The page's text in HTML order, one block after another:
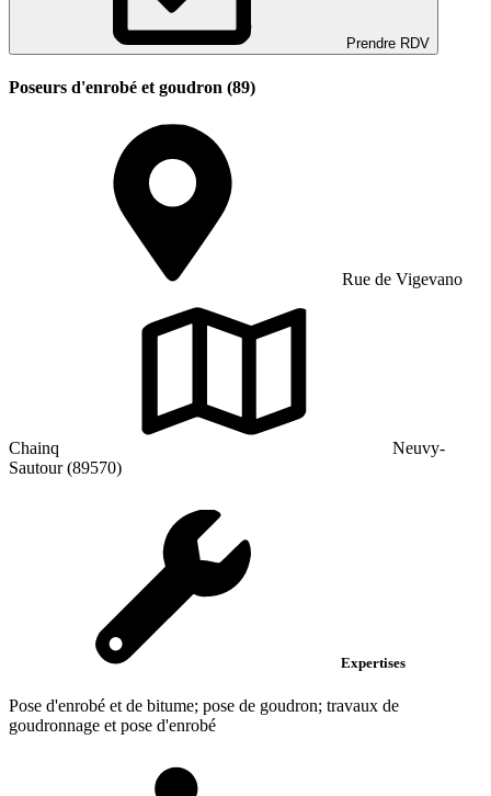
Prendre RDV
Poseurs d'enrobé et goudron (89)
Rue de Vigevano
Chainq
Neuvy-
Sautour (89570)
Expertises
Pose d'enrobé et de bitume; pose de goudron; travaux de
goudronnage et pose d'enrobé